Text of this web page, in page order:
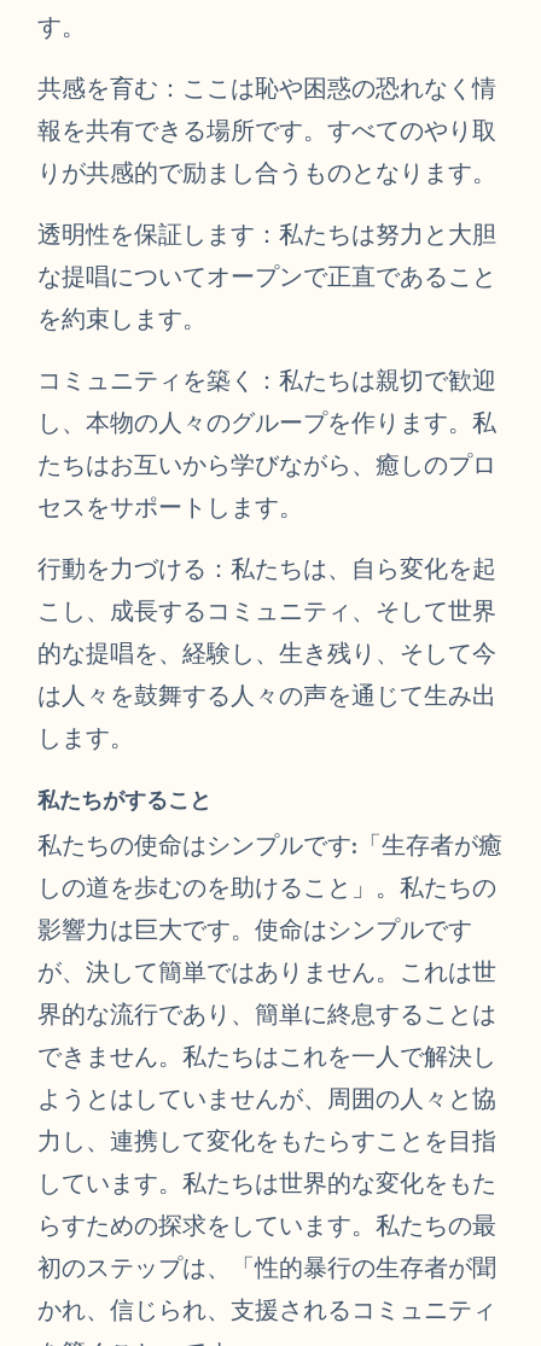
す。
共感を育む：ここは恥や困惑の恐れなく情
報を共有できる場所です。すべてのやり取
りが共感的で励まし合うものとなります。
透明性を保証します：私たちは努力と大胆
な提唱についてオープンで正直であること
を約束します。
コミュニティを築く：私たちは親切で歓迎
し、本物の人々のグループを作ります。私
たちはお互いから学びながら、癒しのプロ
セスをサポートします。
行動を力づける：私たちは、自ら変化を起
こし、成長するコミュニティ、そして世界
的な提唱を、経験し、生き残り、そして今
は人々を鼓舞する人々の声を通じて生み出
します。
私たちがすること
私たちの使命はシンプルです:「生存者が癒
しの道を歩むのを助けること」。私たちの
影響力は巨大です。使命はシンプルです
が、決して簡単ではありません。これは世
界的な流行であり、簡単に終息することは
できません。私たちはこれを一人で解決し
ようとはしていませんが、周囲の人々と協
力し、連携して変化をもたらすことを目指
しています。私たちは世界的な変化をもた
らすための探求をしています。私たちの最
初のステップは、「性的暴行の生存者が聞
かれ、信じられ、支援されるコミュニティ